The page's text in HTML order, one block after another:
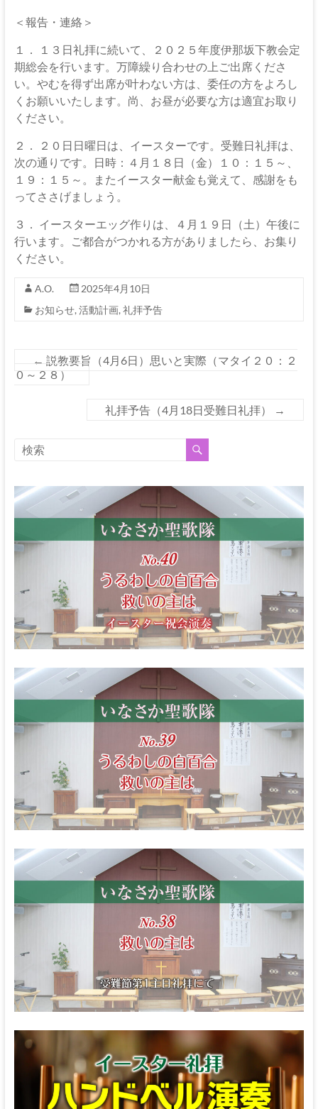
＜報告・連絡＞
１． １３日礼拝に続いて、２０２５年度伊那坂下教会定
期総会を行います。万障繰り合わせの上ご出席くださ
い。やむを得ず出席が叶わない方は、委任の方をよろし
くお願いいたします。尚、お昼が必要な方は適宜お取り
ください。
２． ２０日日曜日は、イースターです。受難日礼拝は、
次の通りです。日時：４月１８日（金）１０：１５～、
１９：１５～。またイースター献金も覚えて、感謝をも
ってささげましょう。
３． イースターエッグ作りは、４月１９日（土）午後に
行います。ご都合がつかれる方がありましたら、お集り
ください。
A.O.
2025年4月10日
お知らせ, 活動計画, 礼拝予告
← 説教要旨（4月6日）思いと実際（マタイ２０：２
０～２８）
礼拝予告（4月18日受難日礼拝） →